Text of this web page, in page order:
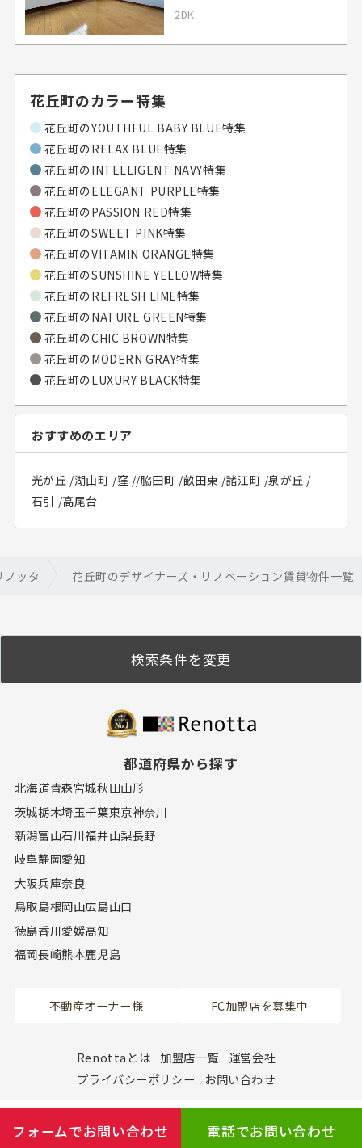
2DK
花丘町のカラー特集
花丘町のYOUTHFUL BABY BLUE特集
花丘町のRELAX BLUE特集
花丘町のINTELLIGENT NAVY特集
花丘町のELEGANT PURPLE特集
花丘町のPASSION RED特集
花丘町のSWEET PINK特集
花丘町のVITAMIN ORANGE特集
花丘町のSUNSHINE YELLOW特集
花丘町のREFRESH LIME特集
花丘町のNATURE GREEN特集
花丘町のCHIC BROWN特集
花丘町のMODERN GRAY特集
花丘町のLUXURY BLACK特集
おすすめのエリア
光が丘 /湖山町 /窪 //脇田町 /畝田東 /諸江町 /泉が丘 /
石引 /高尾台
ッタ 花丘町のデザイナーズ・リノベーション賃貸物件一覧
検索条件を変更
都道府県から探す
北海道青森宮城秋田山形
茨城栃木埼玉千葉東京神奈川
新潟富山石川福井山梨長野
岐阜静岡愛知
大阪兵庫奈良
鳥取島根岡山広島山口
徳島香川愛媛高知
福岡長崎熊本鹿児島
不動産オーナー様 FC加盟店を募集中
Renottaとは 加盟店一覧
運営会社
プライバシーポリシー
お問い合わせ
フォームでお問い合わせ 電話でお問い合わせ